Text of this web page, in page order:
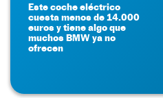
Este coche eléctrico
cuesta menos de 14.000
euros y tiene algo que
muchos BMW ya no
ofrecen